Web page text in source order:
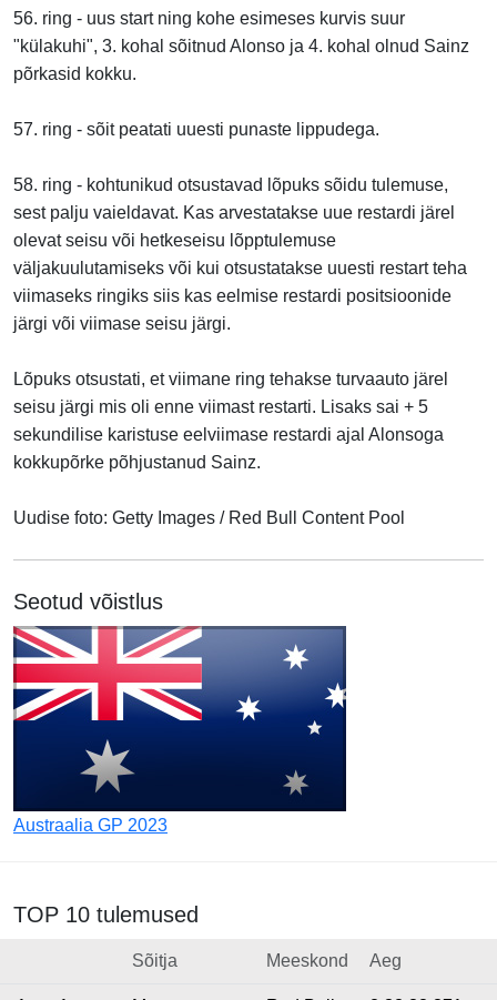
56. ring - uus start ning kohe esimeses kurvis suur
"külakuhi", 3. kohal sõitnud Alonso ja 4. kohal olnud Sainz
põrkasid kokku.
57. ring - sõit peatati uuesti punaste lippudega.
58. ring - kohtunikud otsustavad lõpuks sõidu tulemuse,
sest palju vaieldavat. Kas arvestatakse uue restardi järel
olevat seisu või hetkeseisu lõpptulemuse
väljakuulutamiseks või kui otsustatakse uuesti restart teha
viimaseks ringiks siis kas eelmise restardi positsioonide
järgi või viimase seisu järgi.
Lõpuks otsustati, et viimane ring tehakse turvaauto järel
seisu järgi mis oli enne viimast restarti. Lisaks sai + 5
sekundilise karistuse eelviimase restardi ajal Alonsoga
kokkupõrke põhjustanud Sainz.
Uudise foto: Getty Images / Red Bull Content Pool
Seotud võistlus
Austraalia GP 2023
TOP 10 tulemused
Sõitja Meeskond Aeg